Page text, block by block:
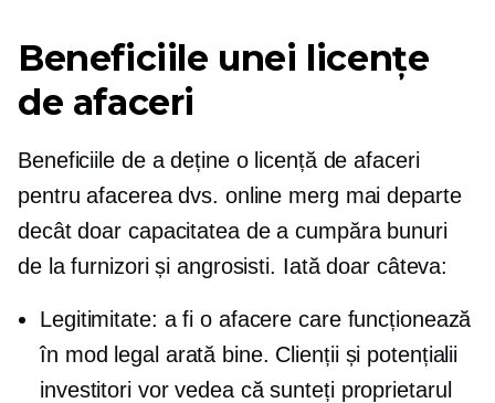
Beneficiile unei licențe
de afaceri
Beneficiile de a deține o licență de afaceri
pentru afacerea dvs. online merg mai departe
decât doar capacitatea de a cumpăra bunuri
de la furnizori și angrosisti. Iată doar câteva:
Legitimitate: a fi o afacere care funcționează
în mod legal arată bine. Clienții și potențialii
investitori vor vedea că sunteți proprietarul